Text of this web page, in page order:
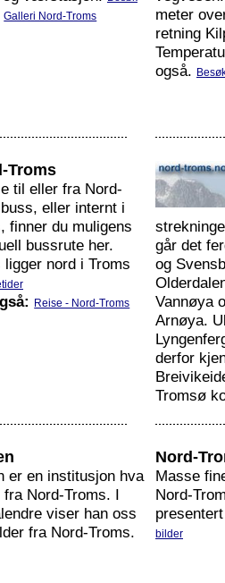
Galleri Nord-Troms
meter
retning
også.
Troms
til eller fra Nord-
eller internt i
finner du muligens
bussrute her.
ligger nord i Troms
Reise - Nord-Troms
går det
og
Vannøya
Arnøya.
derfor
Tromsø
er en institusjon hva
Nord-Troms. I
viser han oss
fra Nord-Troms.
Nord-
Masse
Nord-
bilder